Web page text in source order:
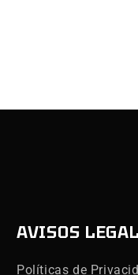
AVISOS
Políticas de